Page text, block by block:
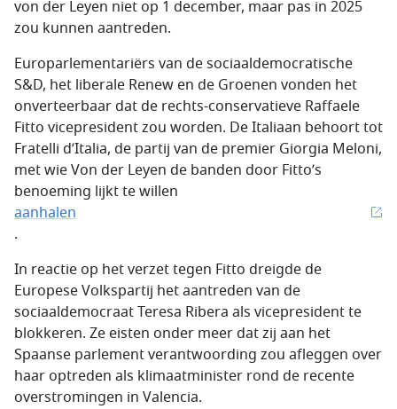
von der Leyen niet op 1 december, maar pas in 2025
zou kunnen aantreden.
Europarlementariërs van de sociaaldemocratische
S&D, het liberale Renew en de Groenen vonden het
onverteerbaar dat de rechts-conservatieve Raffaele
Fitto vicepresident zou worden. De Italiaan behoort tot
Fratelli d’Italia, de partij van de premier Giorgia Meloni,
met wie Von der Leyen de banden door Fitto’s
benoeming lijkt te willen
aanhalen
.
In reactie op het verzet tegen Fitto dreigde de
Europese Volkspartij het aantreden van de
sociaaldemocraat Teresa Ribera als vicepresident te
blokkeren. Ze eisten onder meer dat zij aan het
Spaanse parlement verantwoording zou afleggen over
haar optreden als klimaatminister rond de recente
overstromingen in Valencia.